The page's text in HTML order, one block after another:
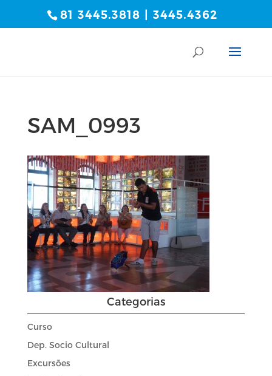
81 3445.3818 | 3445.4362
SAM_0993
Categorias
Curso
Dep. Socio Cultural
Excursões